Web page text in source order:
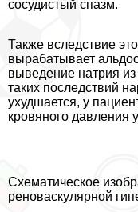
сосудистый спазм.
Также вследствие
выpaбатывает
выведение натрия из
таких последствий
ухудшается, у
кровяного давления
Схематическое
реноваскулярной